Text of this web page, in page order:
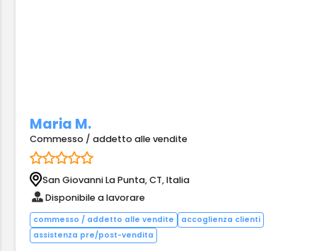
Maria M.
Commesso / addetto alle vendite
San Giovanni La Punta, CT, Italia
Disponibile a lavorare
commesso / addetto alle vendite
accoglienza clienti
assistenza pre/post-vendita